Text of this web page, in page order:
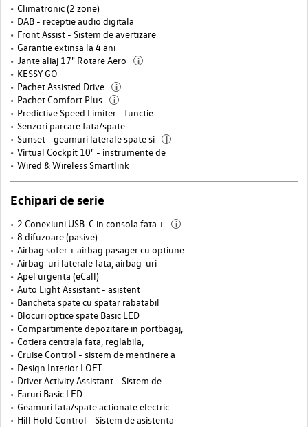
Climatronic (2 zone)
DAB - receptie audio digitala
Front Assist - Sistem de avertizare
Garantie extinsa la 4 ani
Jante aliaj 17" Rotare Aero
i
KESSY GO
Pachet Assisted Drive
i
Pachet Comfort Plus i
Predictive Speed Limiter - functie
Senzori parcare fata/spate
Sunset - geamuri laterale spate si
i
Virtual Cockpit 10" - instrumente de
Wired & Wireless Smartlink
Echipari de serie
2 Conexiuni USB-C in consola fata + i
8 difuzoare (pasive)
Airbag sofer + airbag pasager cu optiune
Airbag-uri laterale fata, airbag-uri
Apel urgenta (eCall)
Auto Light Assistant - asistent
Bancheta spate cu spatar rabatabil
Blocuri optice spate Basic LED
Compartimente depozitare in portbagaj,
Cotiera centrala fata, reglabila,
Cruise Control - sistem de mentinere a
Design Interior LOFT
Driver Activity Assistant - Sistem de
Faruri Basic LED
Geamuri fata/spate actionate electric
Hill Hold Control - Sistem de asistenta